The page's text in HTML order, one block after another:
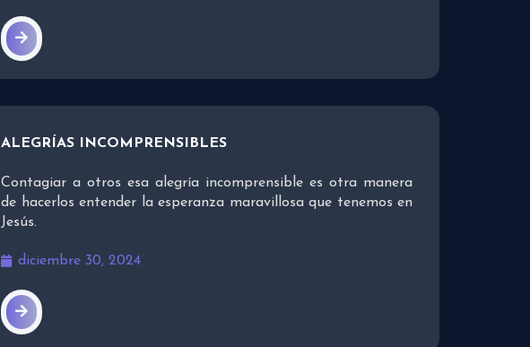
ALEGRÍAS INCOMPRENSIBLES
Contagiar a otros esa alegría incomprensible es otra manera
de hacerlos entender la esperanza maravillosa que tenemos en
Jesús.
diciembre 30, 2024